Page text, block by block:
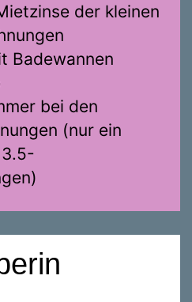
der kleinen
Badewannen
bei den
(nur ein